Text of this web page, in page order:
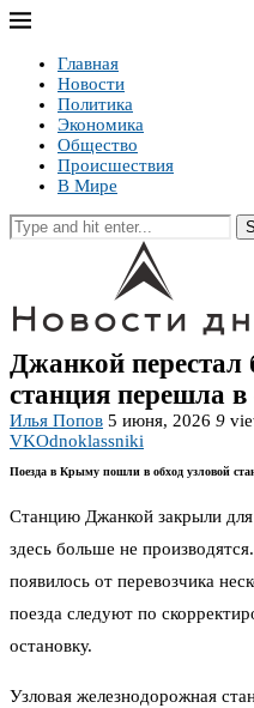
Главная
Новости
Политика
Экономика
Общество
Происшествия
В Мире
Джанкой
станция перешла
Илья Попов 5 июня, 2026 9
VKOdnoklassniki
Поезда в Крыму пошли в обход узловой
Станцию Джанкой закрыли
здесь больше не
появилось от перевозчика
поезда следуют по
остановку.
Узловая железнодорожная